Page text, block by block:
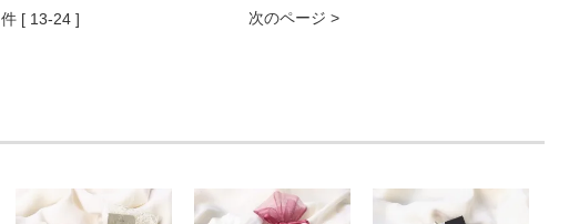
次のページ >
件 [ 13-24 ]